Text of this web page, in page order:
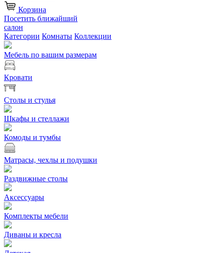
Корзина
Посетить ближайший
салон
Категории Комнаты Коллекции
Мебель по вашим размерам
Кровати
Столы и стулья
Шкафы и стеллажи
Комоды и тумбы
Матрасы, чехлы и подушки
Раздвижные столы
Аксессуары
Комплекты мебели
Диваны и кресла